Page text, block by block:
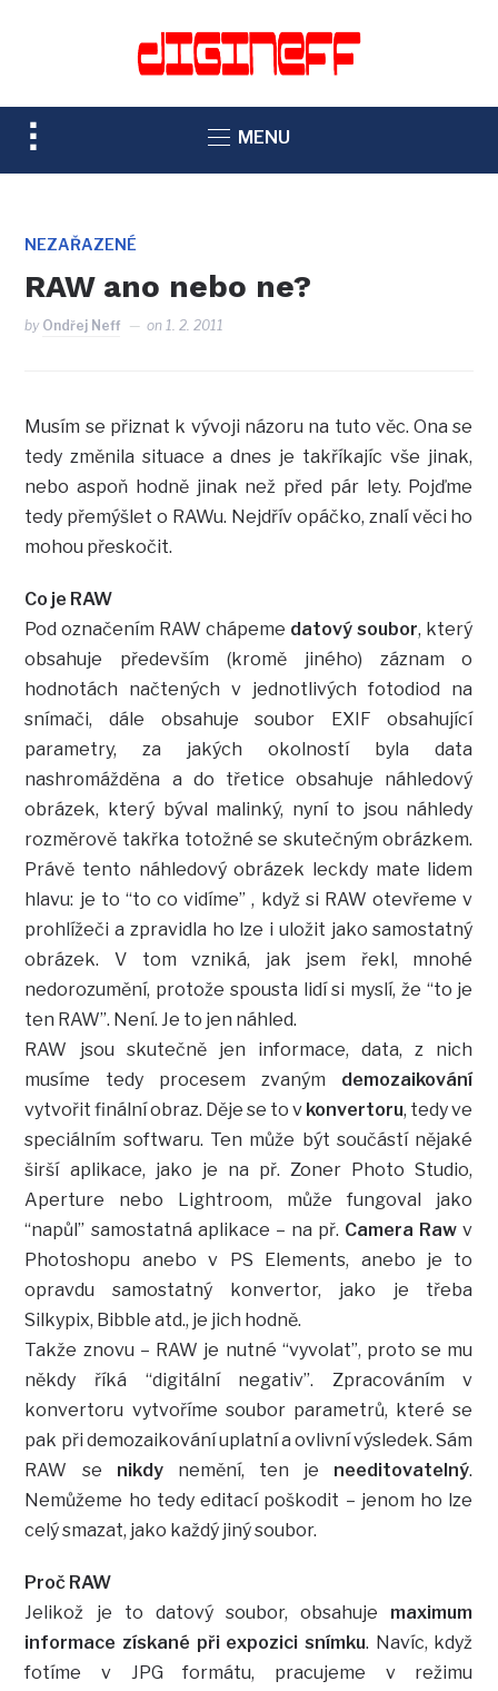
TOGGLE
SIDEBAR
NAVIGATION
MENU
NEZAŘAZENÉ
RAW ano nebo ne?
by Ondřej Neff on1. 2. 2011
Musím se přiznat k vývoji názoru na tuto věc. Ona se
tedy změnila situace a dnes je takříkajíc vše jinak,
nebo aspoň hodně jinak než před pár lety. Pojďme
tedy přemýšlet o RAWu. Nejdřív opáčko, znalí věci ho
mohou přeskočit.
Co je RAW
Pod označením RAW chápeme datový soubor, který
obsahuje především (kromě jiného) záznam o
hodnotách načtených v jednotlivých fotodiod na
snímači, dále obsahuje soubor EXIF obsahující
parametry, za jakých okolností byla data
nashromážděna a do třetice obsahuje náhledový
obrázek, který býval malinký, nyní to jsou náhledy
rozměrově takřka totožné se skutečným obrázkem.
Právě tento náhledový obrázek leckdy mate lidem
hlavu: je to “to co vidíme” , když si RAW otevřeme v
prohlížeči a zpravidla ho lze i uložit jako samostatný
obrázek. V tom vzniká, jak jsem řekl, mnohé
nedorozumění, protože spousta lidí si myslí, že “to je
ten RAW”. Není. Je to jen náhled.
RAW jsou skutečně jen informace, data, z nich
musíme tedy procesem zvaným demozaikování
vytvořit finální obraz. Děje se to v konvertoru, tedy ve
speciálním softwaru. Ten může být součástí nějaké
širší aplikace, jako je na př. Zoner Photo Studio,
Aperture nebo Lightroom, může fungoval jako
“napůl” samostatná aplikace – na př. Camera Raw v
Photoshopu anebo v PS Elements, anebo je to
opravdu samostatný konvertor, jako je třeba
Silkypix, Bibble atd., je jich hodně.
Takže znovu – RAW je nutné “vyvolat”, proto se mu
někdy říká “digitální negativ”. Zpracováním v
konvertoru vytvoříme soubor parametrů, které se
pak při demozaikování uplatní a ovlivní výsledek. Sám
RAW se nikdynemění, ten je needitovatelný.
Nemůžeme ho tedy editací poškodit – jenom ho lze
celý smazat, jako každý jiný soubor.
Proč RAW
Jelikož je to datový soubor, obsahuje maximum
informace získané při expozici snímku. Navíc, když
fotíme v JPG formátu, pracujeme v režimu